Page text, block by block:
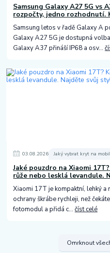
Samsung Galaxy A27 5G vs
rozpočty, jedno rozhodnutí.
Samsung letos v řadě Galaxy A
Galaxy A27 5G je dostupná
Galaxy A37 přináší IP68 a osv...
03.08.2026 Jaký vybrat kryt na
Jaké pouzdro na Xiaomi
růže nebo lesklá levandule.
Xiaomi 17T je kompaktní, lehký
ochrany škrábe rychleji, než
fotomodul a přidá c...číst celé
Omrknout